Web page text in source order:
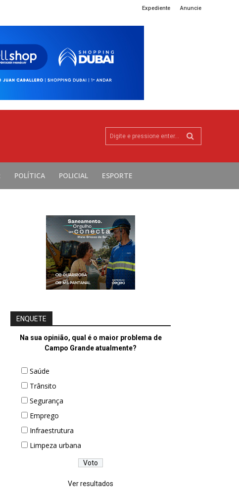
Expediente Anuncie
Digite e pressione enter...
POLÍTICA POLICIAL ESPORTE
ENQUETE
Na sua opinião, qual é o maior problema de
Campo Grande atualmente?
Saúde
Trânsito
Segurança
Emprego
Infraestrutura
Limpeza urbana
Ver resultados